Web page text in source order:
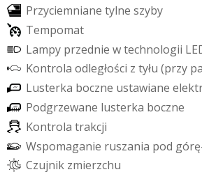
Przyciemniane tylne szyby
Tempomat
Lampy przednie wtechnologii LE
Kontrola odległości z tyłu (przy pa
Lusterka boczne ustawiane elekt
Podgrzewane lusterka boczne
Kontrola trakcji
Wspomaganie ruszania pod górę
Czujnik zmierzchu